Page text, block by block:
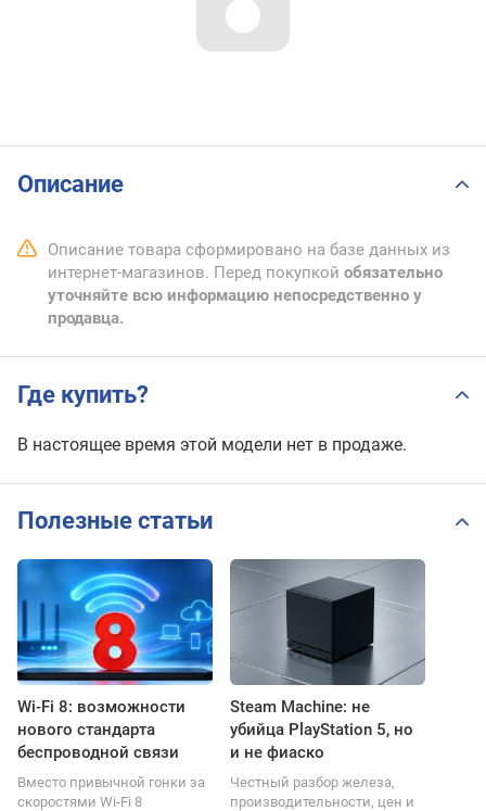
Описание
Описание товара сформировано на базе данных из
интернет-магазинов. Перед покупкой обязательно
уточняйте всю информацию непосредственно у
продавца.
Где купить?
В настоящее время этой модели нет в продаже.
Полезные статьи
Wi-Fi 8: возможности
нового стандарта
беспроводной связи
Вместо привычной гонки за
скоростями Wi-Fi 8
Steam Machine: не
убийца PlayStation 5, но
и не фиаско
Честный разбор железа,
производительности, цен и